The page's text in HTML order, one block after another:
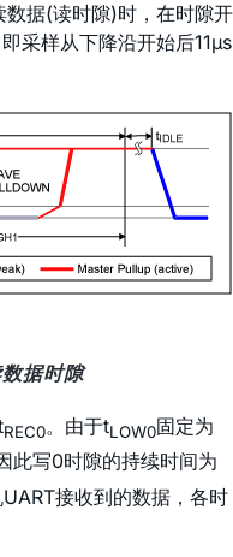
据(读时隙)时，在时隙开
采样从下降沿开始后11µs
据时隙
REC0。由于tLOW0固定为
此写0时隙的持续时间为
接收到的数据，各时